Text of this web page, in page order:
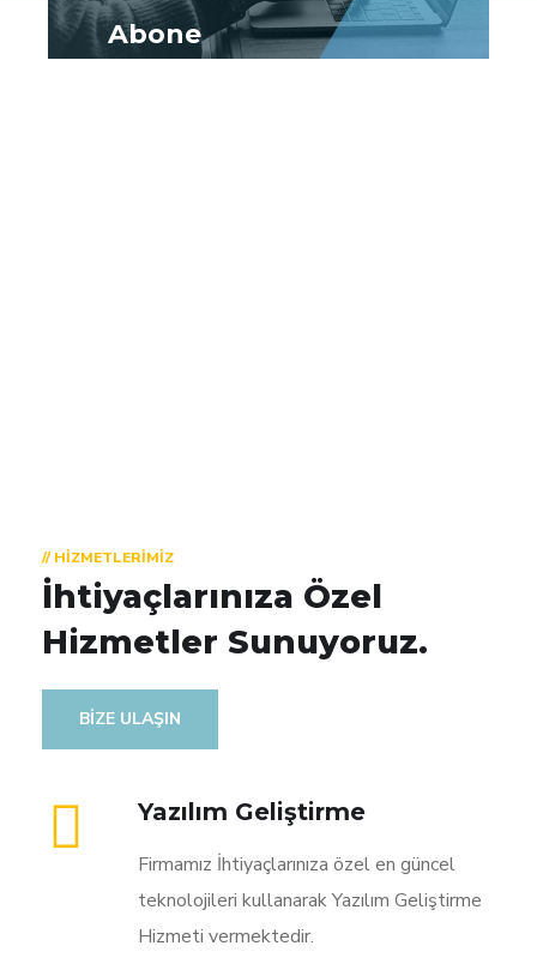
Abone
// HIZMETLERIMIZ
İhtiyaçlarınıza Özel
Hizmetler Sunuyoruz.
BIZE ULAŞIN
Yazılım Geliştirme
Firmamız İhtiyaçlarınıza özel en güncel
teknolojileri kullanarak Yazılım Geliştirme
Hizmeti vermektedir.